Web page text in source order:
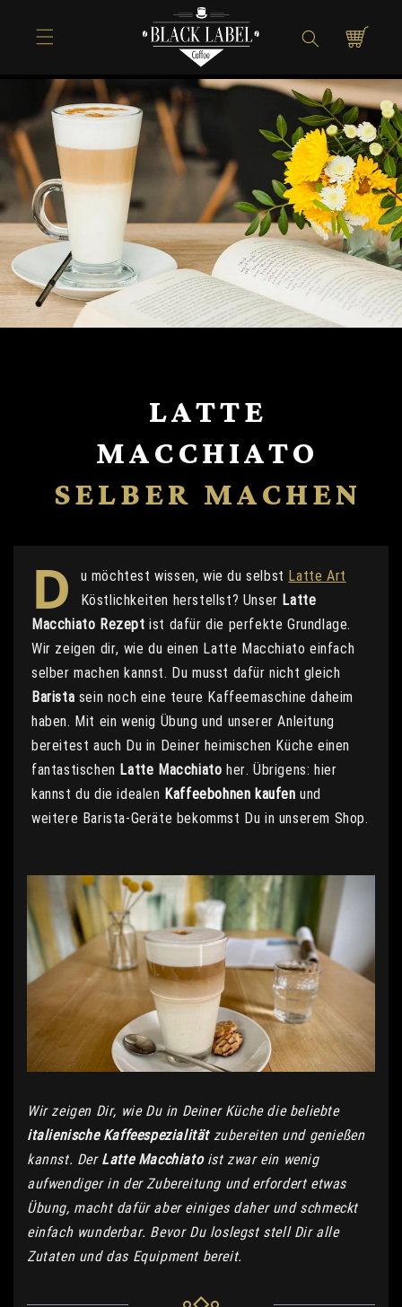
Inhalt
Warenkorb
LATTE
MACCHIATO
SELBER MACHEN
D u möchtest wissen, wie du selbst Latte Art
Köstlichkeiten herstellst? Unser Latte
Macchiato Rezept ist dafür die perfekte Grundlage.
Wir zeigen dir, wie du einen Latte Macchiato einfach
selber machen kannst. Du musst dafür nicht gleich
Barista sein noch eine teure Kaffeemaschine daheim
haben. Mit ein wenig Übung und unserer Anleitung
bereitest auch Du in Deiner heimischen Küche einen
fantastischen Latte Macchiato her. Übrigens: hier
kannst du die idealen Kaffeebohnen kaufen und
weitere Barista-Geräte bekommst Du in unserem Shop.
Wir zeigen Dir, wie Du in Deiner Küche die beliebte
italienische Kaffeespezialitätzubereiten und genießen
kannst. DerLatte Macchiatoist zwar ein wenig
aufwendiger in der Zubereitung und erfordert etwas
Übung, macht dafür aber einiges daher und schmeckt
einfach wunderbar. Bevor Du loslegst stell Dir alle
Zutaten und das Equipment bereit.